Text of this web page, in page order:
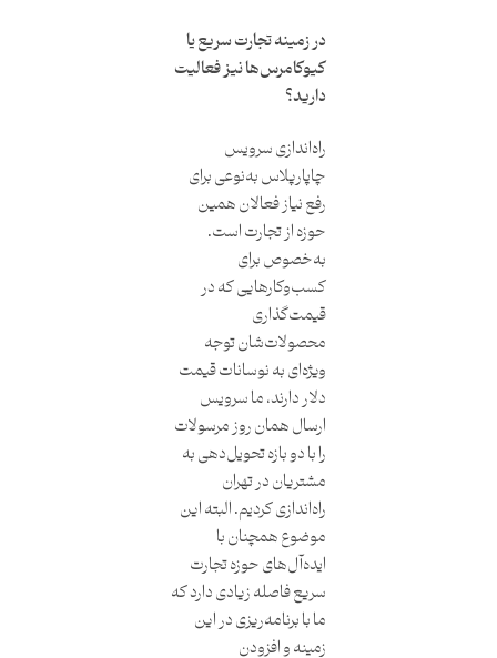
در زمینه تجارت سریع یا
کیوکامرس‌ها نیز فعالیت
دارید؟
راه‌اندازی سرویس
چاپارپلاس به‌نوعی برای
رفع نیاز فعالان همین
حوزه از تجارت است.
به‌خصوص برای
کسب‌و‌کارهایی که در
قیمت‌گذاری
محصولات‌شان توجه
ویژه‌ای به نوسانات قیمت
دلار دارند، ما سرویس
ارسال همان روز مرسولات
را با دو بازه تحویل‌دهی به
مشتریان در تهران
راه‌اندازی کردیم. البته این
موضوع همچنان با
ایده‌آل‌های حوزه تجارت
سریع فاصله زیادی دارد که
ما با برنامه‌ریزی در این
زمینه و افزودن